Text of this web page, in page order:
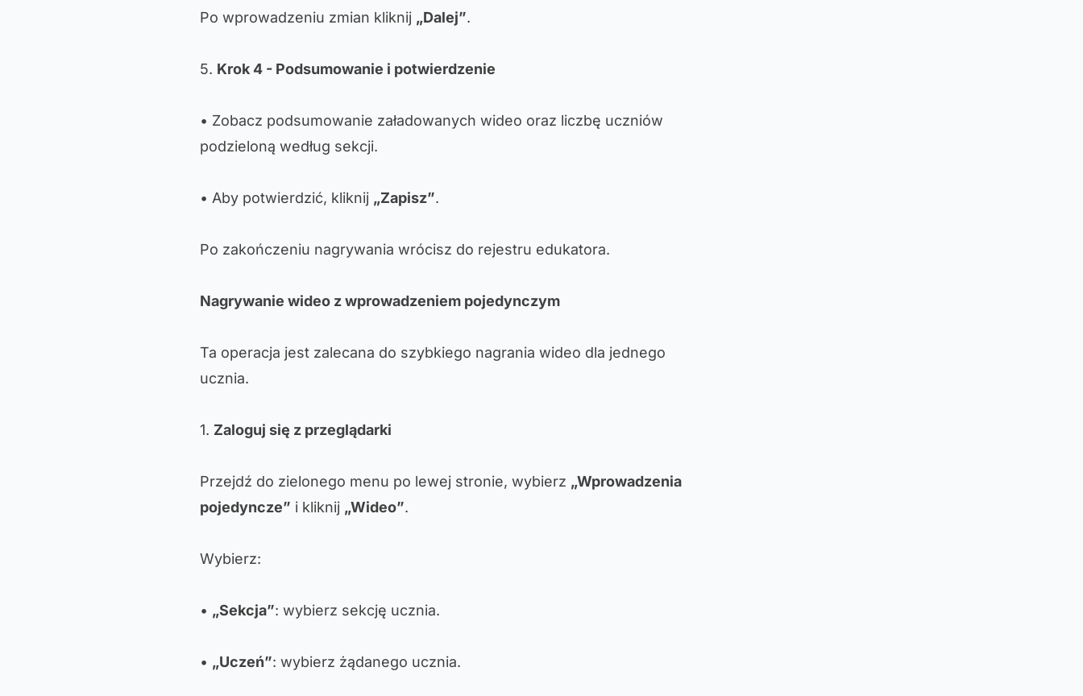
Po wprowadzeniu zmian kliknij „Dalej”.
5. Krok 4 - Podsumowanie i potwierdzenie
• Zobacz podsumowanie załadowanych wideo oraz liczbę uczniów
podzieloną według sekcji.
• Aby potwierdzić, kliknij „Zapisz”.
Po zakończeniu nagrywania wrócisz do rejestru edukatora.
Nagrywanie wideo z wprowadzeniem pojedynczym
Ta operacja jest zalecana do szybkiego nagrania wideo dla jednego
ucznia.
1. Zaloguj się z przeglądarki
Przejdź do zielonego menu po lewej stronie, wybierz „Wprowadzenia
pojedyncze” i kliknij „Wideo”.
Wybierz:
• „Sekcja”: wybierz sekcję ucznia.
• „Uczeń”: wybierz żądanego ucznia.